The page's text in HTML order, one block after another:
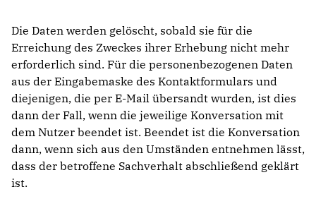
Die Daten werden gelöscht, sobald sie für die
Erreichung des Zweckes ihrer Erhebung nicht mehr
erforderlich sind. Für die personenbezogenen Daten
aus der Eingabemaske des Kontaktformulars und
diejenigen, die per E-Mail übersandt wurden, ist dies
dann der Fall, wenn die jeweilige Konversation mit
dem Nutzer beendet ist. Beendet ist die Konversation
dann, wenn sich aus den Umständen entnehmen lässt,
dass der betroffene Sachverhalt abschließend geklärt
ist.